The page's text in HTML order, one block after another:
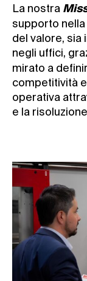
La nostra
supporto
del valore,
negli uffici,
mirato a
competitività
operativa
e la